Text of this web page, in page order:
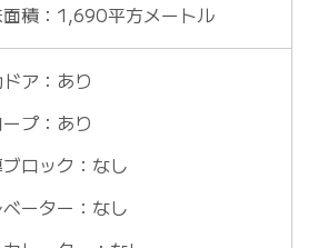
面積：1,690平方メートル
ア：あり
プ：あり
ロック：なし
ーター：なし